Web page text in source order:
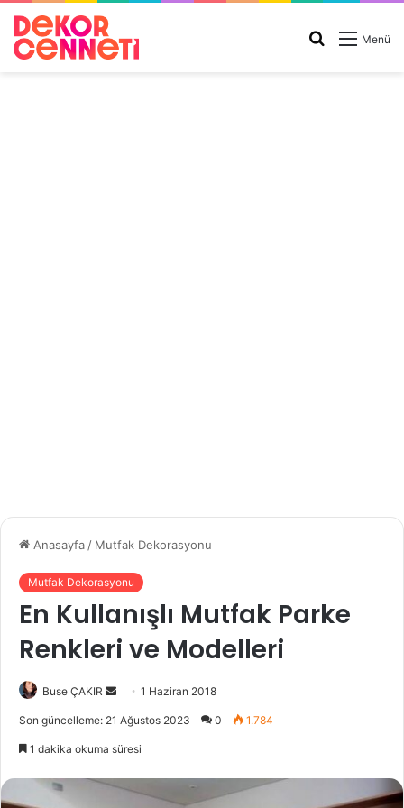
Menü
Arama
Anasayfa / Mutfak Dekorasyonu
Mutfak Dekorasyonu
En Kullanışlı Mutfak Parke
Renkleri ve Modelleri
Buse ÇAKIR
e
-
1 Haziran 2018
Son güncelleme: 21 Ağustos 2023 0 1.784
1 dakika okuma süresi